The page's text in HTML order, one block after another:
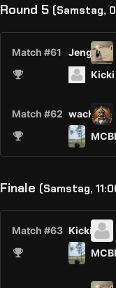
Round 5 (Samstag,
Match #61 Jengo
Kicki
Match #62 wacH7L
Finale (Samstag,
Match #63 Kicki